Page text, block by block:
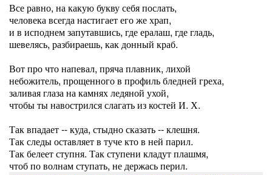
Все равно, на какую букву себя послать,
человека всегда настигает его же храп,
и в исподнем запутавшись, где ералаш, где гладь,
шевелясь, разбираешь, как донный краб.
Вот про что напевал, пряча плавник, лихой
небожитель, прощенного в профиль бледней греха,
заливая глаза на камнях ледяной ухой,
чтобы ты навострился слагать из костей И. Х.
Так впадает -- куда, стыдно сказать -- клешня.
Так следы оставляет в туче кто в ней парил.
Так белеет ступня. Так ступени кладут плашмя,
чтоб по волнам ступать, не держась перил.